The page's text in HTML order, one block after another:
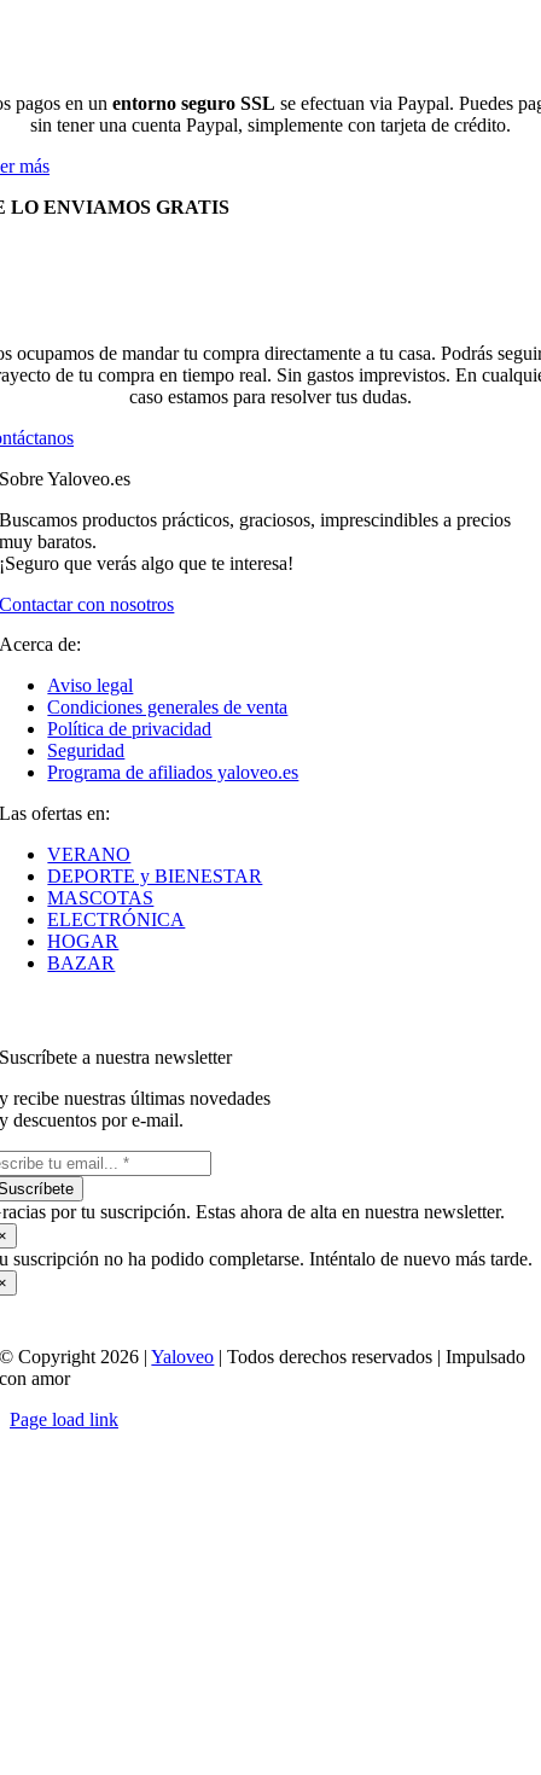
pagos en un entorno seguro SSL se efectuan via Paypal. Puedes
sin tener una cuenta Paypal, simplemente con tarjeta de crédito.
más
LO ENVIAMOS GRATIS
ocupamos de mandar tu compra directamente a tu casa. Podrás
de tu compra en tiempo real. Sin gastos imprevistos. En
caso estamos para resolver tus dudas.
Sobre Yaloveo.es
Buscamos productos prácticos, graciosos, imprescindibles a precios
muy baratos.
¡Seguro que verás algo que te interesa!
Contactar con nosotros
Acerca de:
Aviso legal
Condiciones generales de venta
Política de privacidad
Seguridad
Programa de afiliados yaloveo.es
Las ofertas en:
VERANO
DEPORTE y BIENESTAR
MASCOTAS
ELECTRÓNICA
HOGAR
BAZAR
Suscríbete a nuestra newsletter
y recibe nuestras últimas novedades
y descuentos por e-mail.
por tu suscripción. Estas ahora de alta en nuestra newsletter.
suscripción no ha podido completarse. Inténtalo de nuevo más tarde.
© Copyright 2026 |Yaloveo | Todos derechos reservados | Impulsado
con amor
Page load link